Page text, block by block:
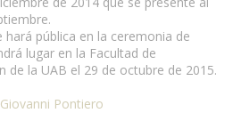
pública en la ceremonia de
lugar en la Facultad de
de la UAB el 29 de octubre de 2015.
Pontiero